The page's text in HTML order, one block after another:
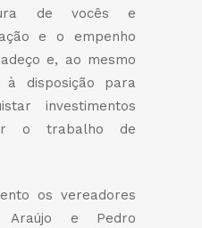
de vocês e
e o empenho
e, ao mesmo
disposição para
investimentos
o trabalho de
os vereadores
Araújo e Pedro